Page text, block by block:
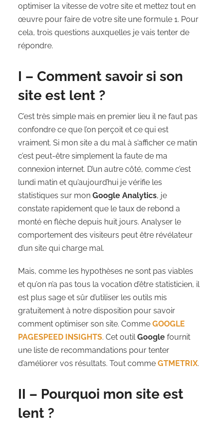
optimiser la vitesse de votre site et mettez tout en
œuvre pour faire de votre site une formule 1. Pour
cela, trois questions auxquelles je vais tenter de
répondre.
I – Comment savoir si son
site est lent ?
C’est très simple mais en premier lieu il ne faut pas
confondre ce que l’on perçoit et ce qui est
vraiment. Si mon site a du mal à s’afficher ce matin
c’est peut-être simplement la faute de ma
connexion internet. D’un autre côté, comme c’est
lundi matin et qu’aujourd’hui je vérifie les
statistiques sur monGoogle Analytics, je
constate rapidement que le taux de rebond a
monté en flèche depuis huit jours. Analyser le
comportement des visiteurs peut être révélateur
d’un site qui charge mal.
Mais, comme les hypothèses ne sont pas viables
et qu’on n’a pas tous la vocation d’être statisticien, il
est plus sage et sûr d’utiliser les outils mis
gratuitement à notre disposition pour savoir
comment optimiser son site. CommeGOOGLE
PAGESPEED INSIGHTS. Cet outilGoogle fournit
une liste de recommandations pour tenter
d’améliorer vos résultats. Tout commeGTMETRIX.
II – Pourquoi mon site est
lent ?